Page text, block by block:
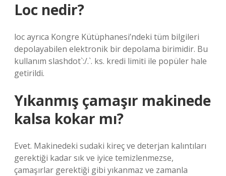
Loc nedir?
loc ayrıca Kongre Kütüphanesi’ndeki tüm bilgileri
depolayabilen elektronik bir depolama birimidir. Bu
kullanım slashdot`:/.`. ks. kredi limiti ile popüler hale
getirildi.
Yıkanmış çamaşır makinede
kalsa kokar mı?
Evet. Makinedeki sudaki kireç ve deterjan kalıntıları
gerektiği kadar sık ​​ve iyice temizlenmezse,
çamaşırlar gerektiği gibi yıkanmaz ve zamanla